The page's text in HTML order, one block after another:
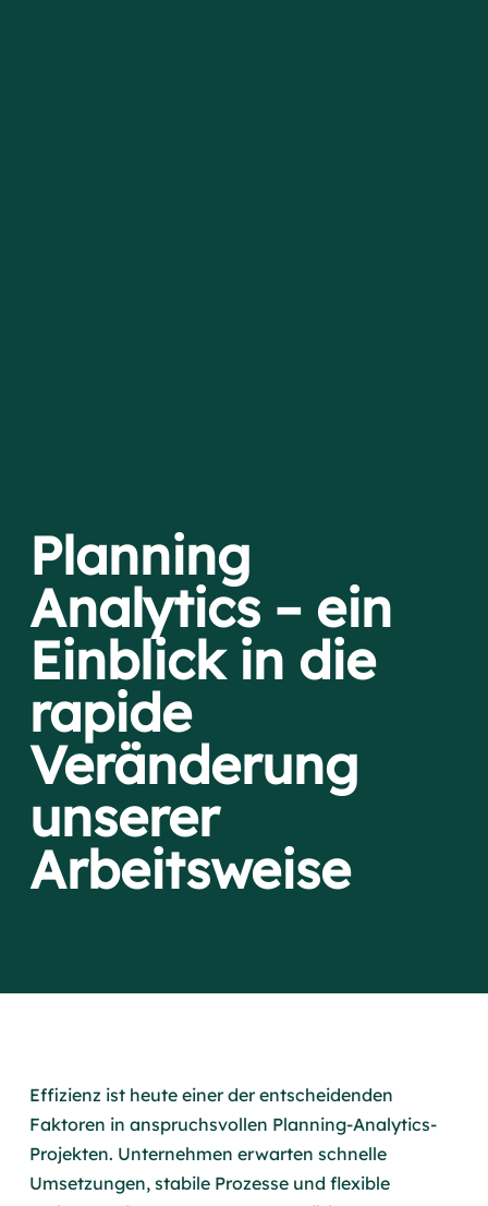
Planning
Analytics – ein
Einblick in die
rapide
Veränderung
unserer
Arbeitsweise
Effizienz ist heute einer der entscheidenden
Faktoren in anspruchsvollen Planning-Analytics-
Projekten. Unternehmen erwarten schnelle
Umsetzungen, stabile Prozesse und flexible